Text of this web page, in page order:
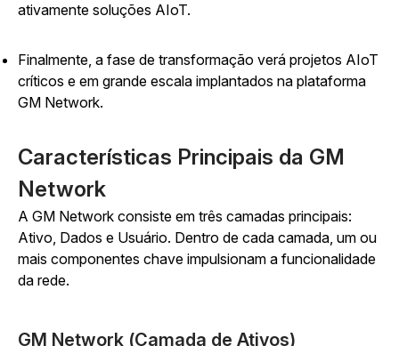
ativamente soluções AIoT.
Finalmente, a fase de transformação verá projetos AIoT
críticos e em grande escala implantados na plataforma
GM Network.
Características Principais da GM
Network
A GM Network consiste em três camadas principais:
Ativo, Dados e Usuário. Dentro de cada camada, um ou
mais componentes chave impulsionam a funcionalidade
da rede.
GM Network (Camada de Ativos)